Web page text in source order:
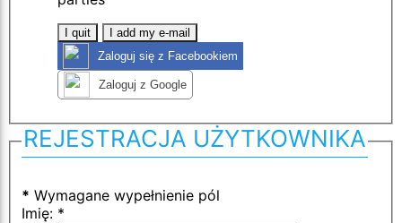
I quit
I add my e-mail
Zaloguj się z Facebookiem
Zaloguj z Google
REJESTRACJA UŻYTKOWNIKA
* Wymagane wypełnienie pól
Imię: *